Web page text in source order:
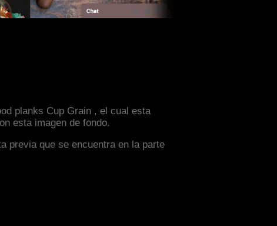
planks Cup Grain , el cual esta
esta imagen de fondo.
previa que se encuentra en la parte